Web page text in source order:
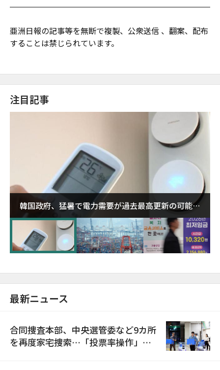
亜洲日報の記事等を無断で複製、公衆送信 、翻案、配布
することは禁じられています。
注目記事
韓国政府、猛暑で電力需要が過去最高更新の可能性
に需給対応体制を点検
最新ニュース
合同捜査本部、中央選管委など9カ所
を再度家宅捜索…「投票率操作」の